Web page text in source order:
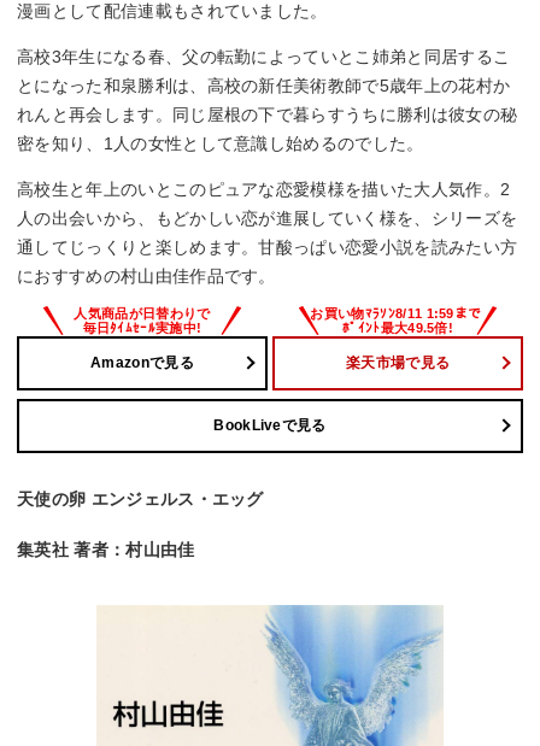
漫画として配信連載もされていました。
高校3年生になる春、父の転勤によっていとこ姉弟と同居するこ
とになった和泉勝利は、高校の新任美術教師で5歳年上の花村か
れんと再会します。同じ屋根の下で暮らすうちに勝利は彼女の秘
密を知り、1人の女性として意識し始めるのでした。
高校生と年上のいとこのピュアな恋愛模様を描いた大人気作。2
人の出会いから、もどかしい恋が進展していく様を、シリーズを
通してじっくりと楽しめます。甘酸っぱい恋愛小説を読みたい方
におすすめの村山由佳作品です。
Amazonで見る 楽天市場で見る
BookLiveで見る
天使の卵 エンジェルス・エッグ
集英社 著者：村山由佳